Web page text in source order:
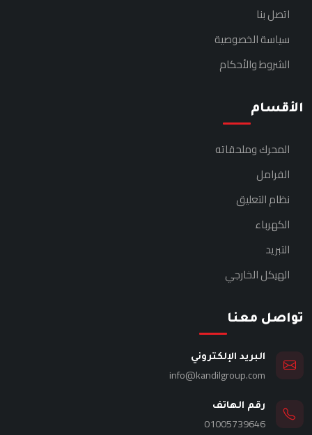
اتصل بنا
سياسة الخصوصية
الشروط والأحكام
الأقسام
المحرك وملحقاته
الفرامل
نظام التعليق
الكهرباء
التبريد
الهيكل الخارجي
تواصل معنا
البريد الإلكتروني
info@kandilgroup.com
رقم الهاتف
01005739646